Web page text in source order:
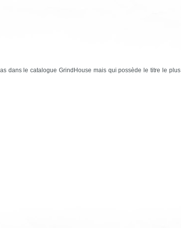
dans le catalogue GrindHouse mais qui possède le titre le plus